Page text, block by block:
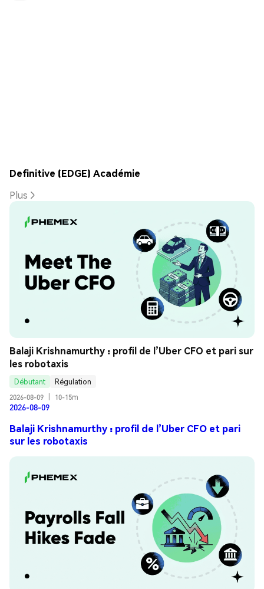
Definitive (EDGE) Académie
Plus
Balaji Krishnamurthy : profil de l’Uber CFO et pari sur
les robotaxis
Débutant
Régulation
2026-08-09
10-15m
2026-08-09
Balaji Krishnamurthy : profil de l’Uber CFO et pari
sur les robotaxis